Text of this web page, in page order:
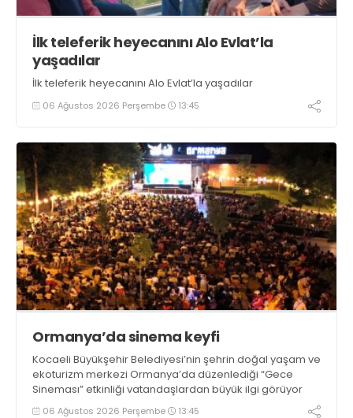
İlk teleferik heyecanını Alo Evlat’la
yaşadılar
İlk teleferik heyecanını Alo Evlat’la yaşadılar
06 Ağustos 2026 Perşembe 13:45
Ormanya’da sinema keyfi
Kocaeli Büyükşehir Belediyesi’nin şehrin doğal yaşam ve
ekoturizm merkezi Ormanya’da düzenlediği “Gece
Sineması” etkinliği vatandaşlardan büyük ilgi görüyor
06 Ağustos 2026 Perşembe 13:45